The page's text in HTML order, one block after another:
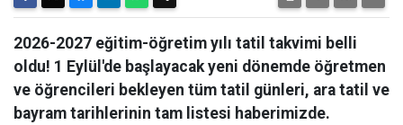
2026-2027 eğitim-öğretim yılı tatil takvimi belli
oldu! 1 Eylül'de başlayacak yeni dönemde öğretmen
ve öğrencileri bekleyen tüm tatil günleri, ara tatil ve
bayram tarihlerinin tam listesi haberimizde.